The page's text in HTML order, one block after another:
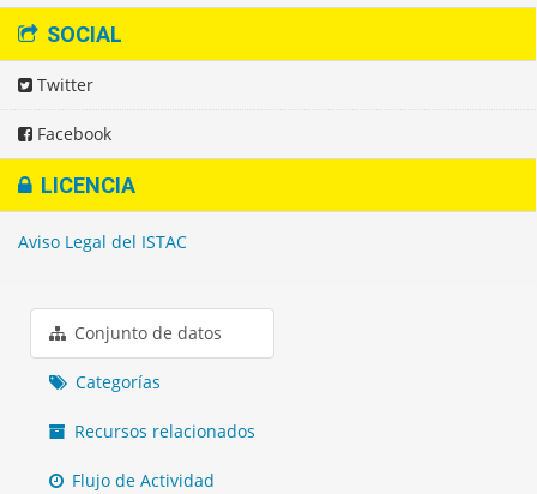
SOCIAL
Twitter
Facebook
LICENCIA
Aviso Legal del ISTAC
Conjunto de datos
Categorías
Recursos relacionados
Flujo de Actividad